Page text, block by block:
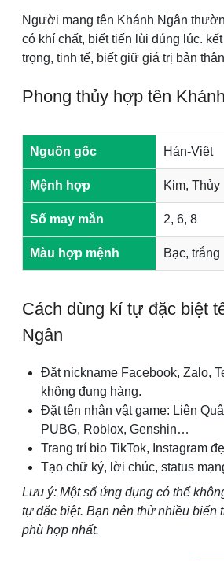
Người mang tên Khánh Ngân
có khí chất, biết tiến lùi đúng lúc.
trọng, tinh tế, biết giữ giá trị bản
Phong thủy hợp tên
Nguồn gốc Hán-Việt
Mệnh hợp Kim, Thủy
Số may mắn 2, 6, 8
Màu hợp mệnh Bạc, trắng
Cách dùng kí tự đặc biệt
Ngân
Đặt nickname Facebook, Zalo,
không đụng hàng.
Đặt tên nhân vật game: Liên
PUBG, Roblox, Genshin…
Trang trí bio TikTok, Instagram
Tạo chữ ký, lời chúc, status
Lưu ý: Một số ứng dụng có thể
tự đặc biệt. Bạn nên thử nhiều biến
phù hợp nhất.